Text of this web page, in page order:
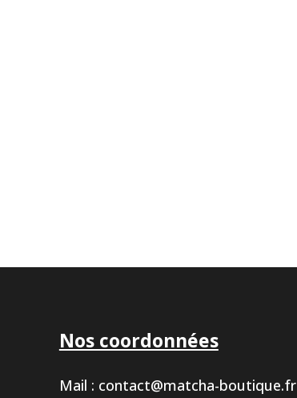
Nos coordonnées
Mail : contact@matcha-boutique.fr